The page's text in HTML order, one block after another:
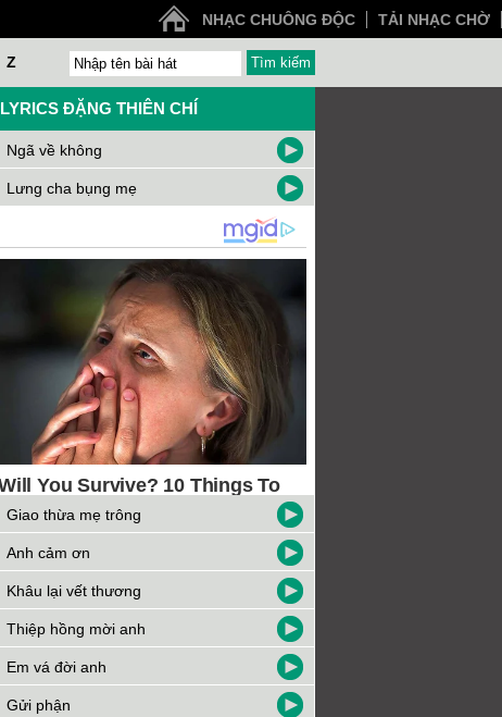
NHẠC CHUÔNG ĐỘC TẢI NHẠC CHỜ
Z
LYRICS ĐẶNG THIÊN CHÍ
Ngã về không
Lưng cha bụng mẹ
Giao thừa mẹ trông
Anh cảm ơn
Khâu lại vết thương
Thiệp hồng mời anh
Em vá đời anh
Gửi phận